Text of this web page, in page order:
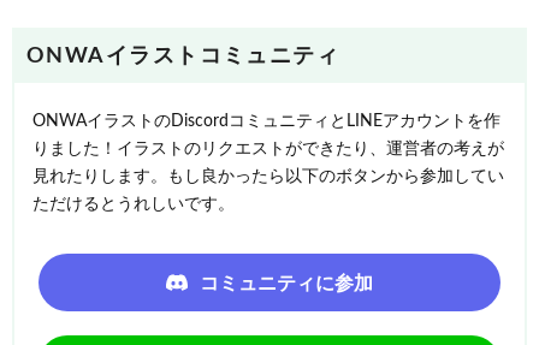
ONWAイラストコミュニティ
ONWAイラストのDiscordコミュニティとLINEアカウントを作
りました！イラストのリクエストができたり、運営者の考えが
見れたりします。もし良かったら以下のボタンから参加してい
ただけるとうれしいです。
コミュニティに参加